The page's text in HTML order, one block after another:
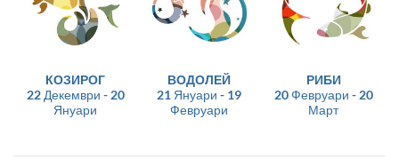
КОЗИРОГ
22 Декември - 20
Януари
ВОДОЛЕЙ
21 Януари - 19
Февруари
РИБИ
20 Февруари - 20
Март